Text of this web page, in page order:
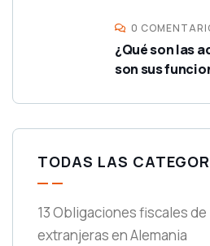
0
¿Qué son las
son sus
TODAS LAS
13 Obligaciones fiscales
extranjeras en Alemania